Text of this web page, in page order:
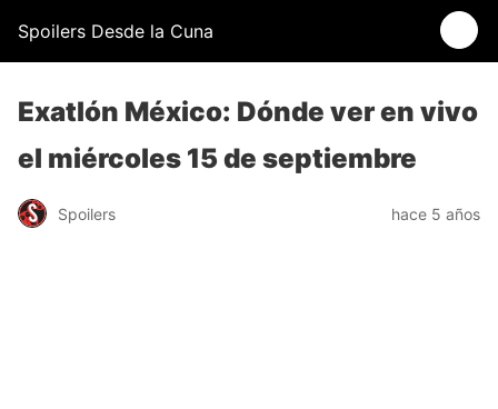
Spoilers Desde la Cuna
Exatlón México: Dónde ver en vivo
el miércoles 15 de septiembre
Spoilers hace 5 años